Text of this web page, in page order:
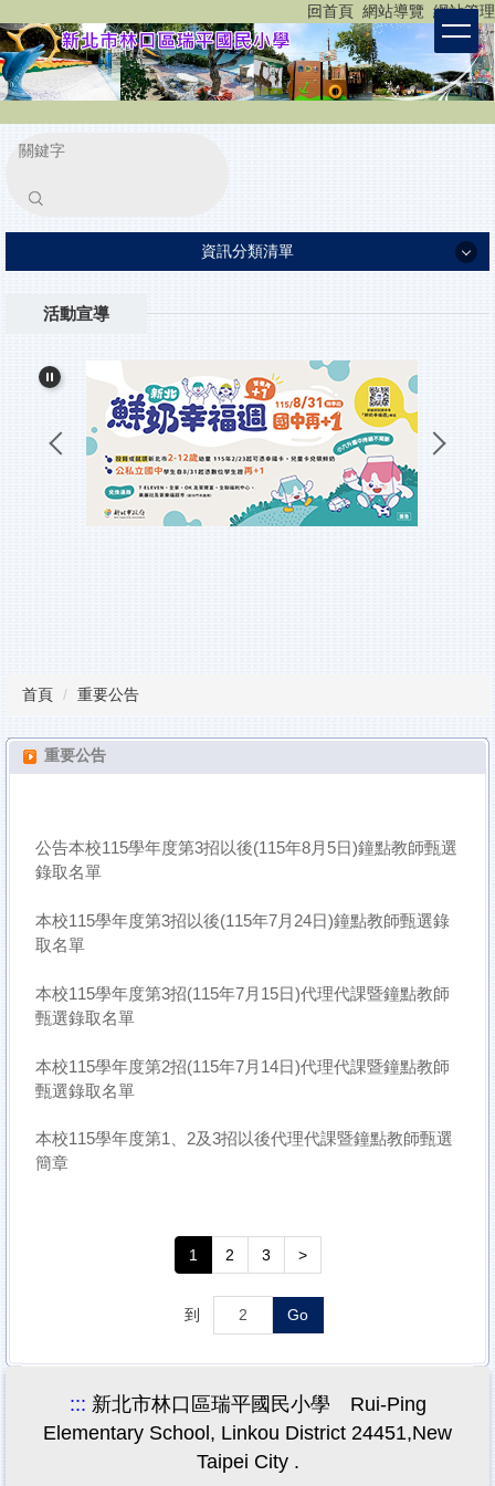
到
主
要
區
:::
回首頁 網站導覽 網站管理
搜尋
資訊分類清單
瑞平團隊
家長專區
小一新生入學報到
校園服務
雲端學習平台
檔案下載
活動宣導
首頁 重要公告
重要公告
公告本校115學年度第3招以後(115年8月5日)鐘點教師甄選
錄取名單
本校115學年度第3招以後(115年7月24日)鐘點教師甄選錄
取名單
本校115學年度第3招(115年7月15日)代理代課暨鐘點教師
甄選錄取名單
本校115學年度第2招(115年7月14日)代理代課暨鐘點教師
甄選錄取名單
本校115學年度第1、2及3招以後代理代課暨鐘點教師甄選
簡章
1 2 3 >
到 Go
::: 新北市林口區瑞平國民小學 Rui-Ping
Elementary School, Linkou District 24451,New
Taipei City .